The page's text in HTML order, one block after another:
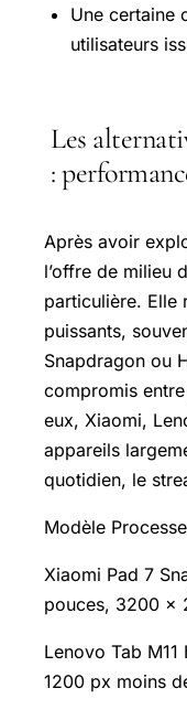
Une certaine
utilisateurs
Les
:
Après avoir
l’offre de milieu
particulière. Elle
puissants,
Snapdragon ou
compromis
eux, Xiaomi,
appareils
quotidien, le
Modèle
Xiaomi Pad 7
pouces, 3200 x
Lenovo Tab
1200 px moins